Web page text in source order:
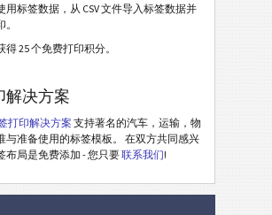
Galia ETI.9 - L3P License Plate - Master Multiple
标签
标签
用标签数据，从 CSV 文件导入标签数据并
得 25 个免费打印积分。
解决方案
打印解决方案 支持著名的汽车，运输，物
与准备使用的标签模板。 在双方共同感兴
布局是免费添加 - 您只要联系我们!